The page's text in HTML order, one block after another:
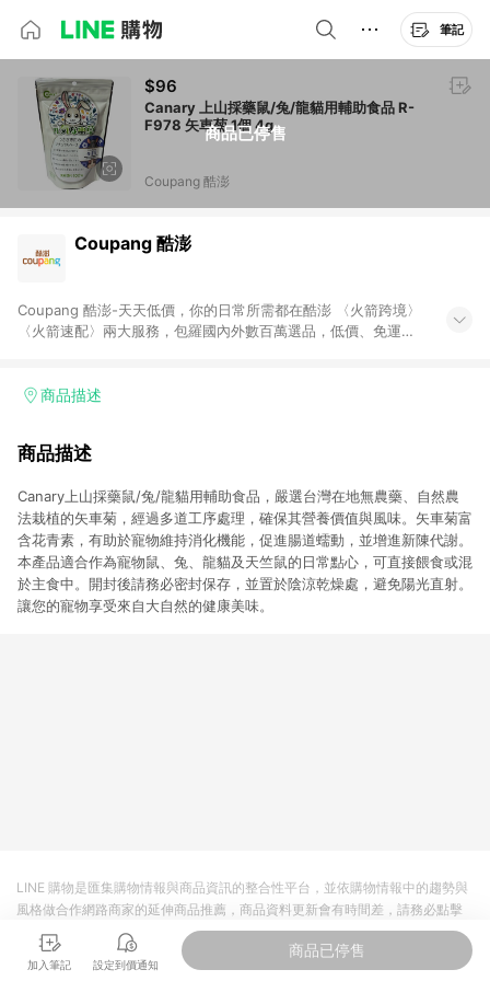
筆記
商品已停售
$96
Canary 上山採藥鼠/兔/龍貓用輔助食品 R-
F978 矢車菊 1個 4g
Coupang 酷澎
Coupang 酷澎
Coupang 酷澎-天天低價，你的日常所需都在酷澎 〈火箭跨境〉
〈火箭速配〉兩大服務，包羅國內外數百萬選品，低價、免運，
加入WOW會員告別湊免運，火箭速配、火箭跨境優質選品不限金
商品描述
商品描述
Canary上山採藥鼠/兔/龍貓用輔助食品，嚴選台灣在地無農藥、自然農
法栽植的矢車菊，經過多道工序處理，確保其營養價值與風味。矢車菊富
含花青素，有助於寵物維持消化機能，促進腸道蠕動，並增進新陳代謝。
本產品適合作為寵物鼠、兔、龍貓及天竺鼠的日常點心，可直接餵食或混
於主食中。開封後請務必密封保存，並置於陰涼乾燥處，避免陽光直射。
讓您的寵物享受來自大自然的健康美味。
加入筆記 設定到價通知
商品已停售
LINE 購物是匯集購物情報與商品資訊的整合性平台，並依購物情報中的趨勢與
風格做合作網路商家的延伸商品推薦，商品資料更新會有時間差，請務必點擊
商品至各合作網路商家，確認現售價與購物條件，一切資訊以合作廠商網頁為
準。